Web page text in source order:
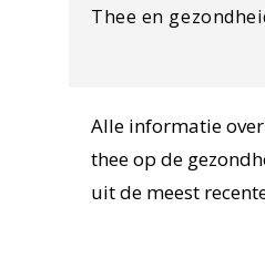
Thee en
Alle informatie
thee op de
uit de meest